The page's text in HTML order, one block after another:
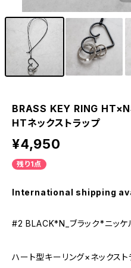
BRASS KEY RING
HTネックストラップ
¥4,950
残り1点
International shipping
#2 BLACK*N_ブラック*ニッケ
ハート型キーリング×ネックスト